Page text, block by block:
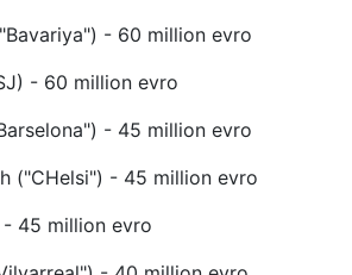
- 60 million evro
- 60 million evro
- 45 million evro
("CHelsi") - 45 million evro
45 million evro